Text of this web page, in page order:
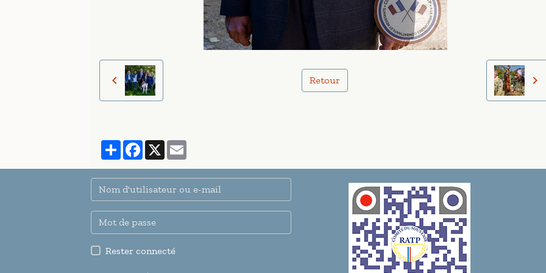
Retour
PartagerFacebook
X
Rester connecté